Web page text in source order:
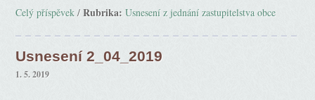
Celý příspěvek /Rubrika: Usnesení z jednání zastupitelstva obce
Usnesení 2_04_2019
1. 5. 2019